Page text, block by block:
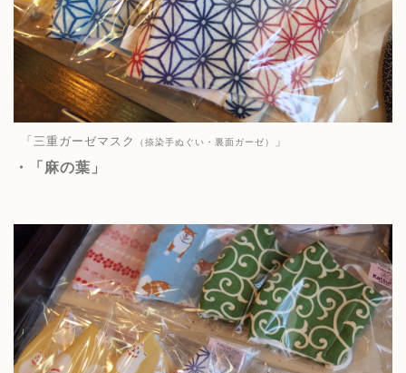
「三重ガーゼマスク （捺染手ぬぐい・裏面ガーゼ） 」
・「麻の葉 」